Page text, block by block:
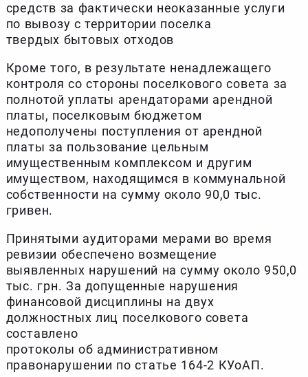
средств за фактически неоказанные услуги
по вывозу с территории поселка
твердых бытовых отходов
Кроме того, в результате ненадлежащего
контроля со стороны поселкового совета за
полнотой уплаты арендаторами арендной
платы, поселковым бюджетом
недополучены поступления от арендной
платы за пользование цельным
имущественным комплексом и другим
имуществом, находящимся в коммунальной
собственности на сумму около 90,0 тыс.
гривен.
Принятыми аудиторами мерами во время
ревизии обеспечено возмещение
выявленных нарушений на сумму около 950,0
тыс. грн. За допущенные нарушения
финансовой дисциплины на двух
должностных лиц поселкового совета
составлено
протоколы об административном
правонарушении по статье 164-2 КУоАП.